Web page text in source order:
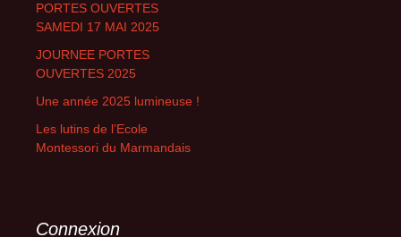
PORTES OUVERTES
SAMEDI 17 MAI 2025
JOURNEE PORTES
OUVERTES 2025
Une année 2025 lumineuse !
Les lutins de l’Ecole
Montessori du Marmandais
Connexion